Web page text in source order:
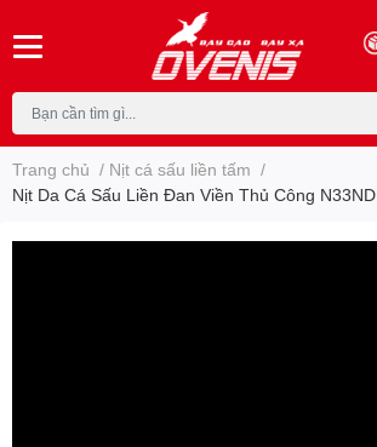
Trang chủ / Nịt cá sấu liền tấm /
Nịt Da Cá Sấu Liền Đan Viền Thủ Công N33ND